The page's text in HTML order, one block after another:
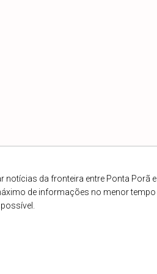
da fronteira entre Ponta Porã e
de informações no menor tempo
possível.